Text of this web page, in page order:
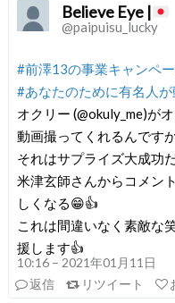
Believe Eye |
@paipuisu_lucky
#前澤13の事業キャンペ
#あなたのために有名人
オクリー (@okuly_me)が
動画撮ってくれるんです
それはサプライズ大成功だ
米津玄師さんからコメン
しくなる😁👍
これは間違いなく素敵な
援します👍
10:16 – 2021年01月11日
返信
リツイート